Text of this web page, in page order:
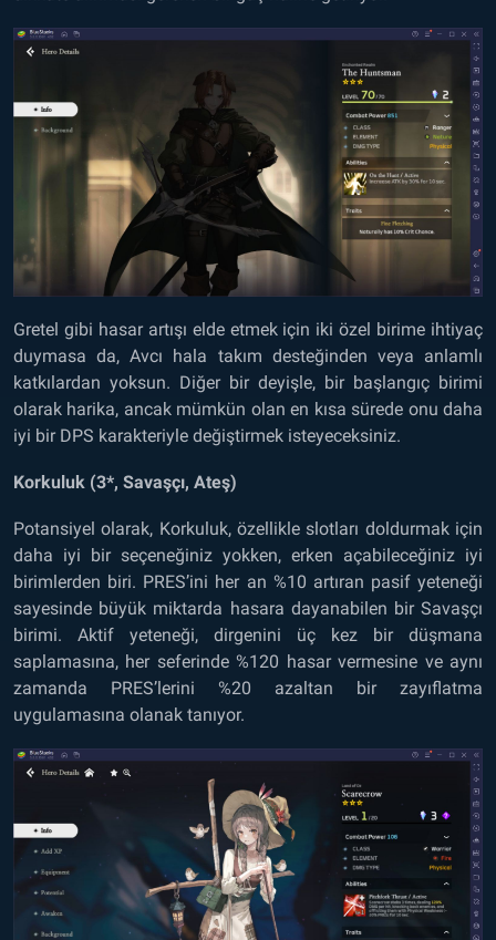
Gretel gibi hasar artışı elde etmek için iki özel birime ihtiyaç
duymasa da, Avcı hala takım desteğinden veya anlamlı
katkılardan yoksun. Diğer bir deyişle, bir başlangıç ​​birimi
olarak harika, ancak mümkün olan en kısa sürede onu daha
iyi bir DPS karakteriyle değiştirmek isteyeceksiniz.
Korkuluk (3*, Savaşçı, Ateş)
Potansiyel olarak, Korkuluk, özellikle slotları doldurmak için
daha iyi bir seçeneğiniz yokken, erken açabileceğiniz iyi
birimlerden biri. PRES’ini her an %10 artıran pasif yeteneği
sayesinde büyük miktarda hasara dayanabilen bir Savaşçı
birimi. Aktif yeteneği, dirgenini üç kez bir düşmana
saplamasına, her seferinde %120 hasar vermesine ve aynı
zamanda PRES’lerini %20 azaltan bir zayıflatma
uygulamasına olanak tanıyor.